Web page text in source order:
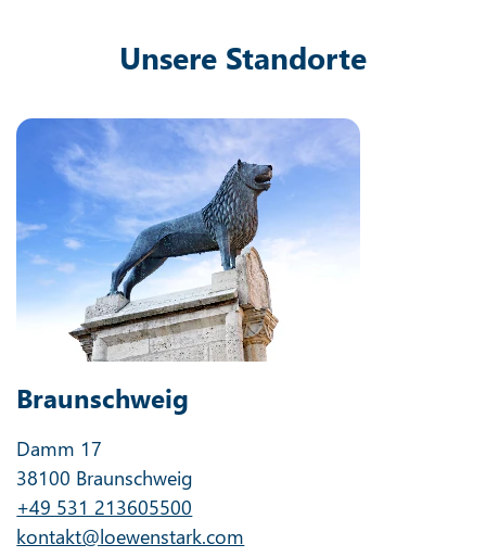
Unsere Standorte
Braunschweig
Damm 17
38100 Braunschweig
+49 531 213605500
kontakt@loewenstark.com